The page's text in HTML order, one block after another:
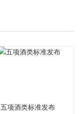
五项酒类标准发布